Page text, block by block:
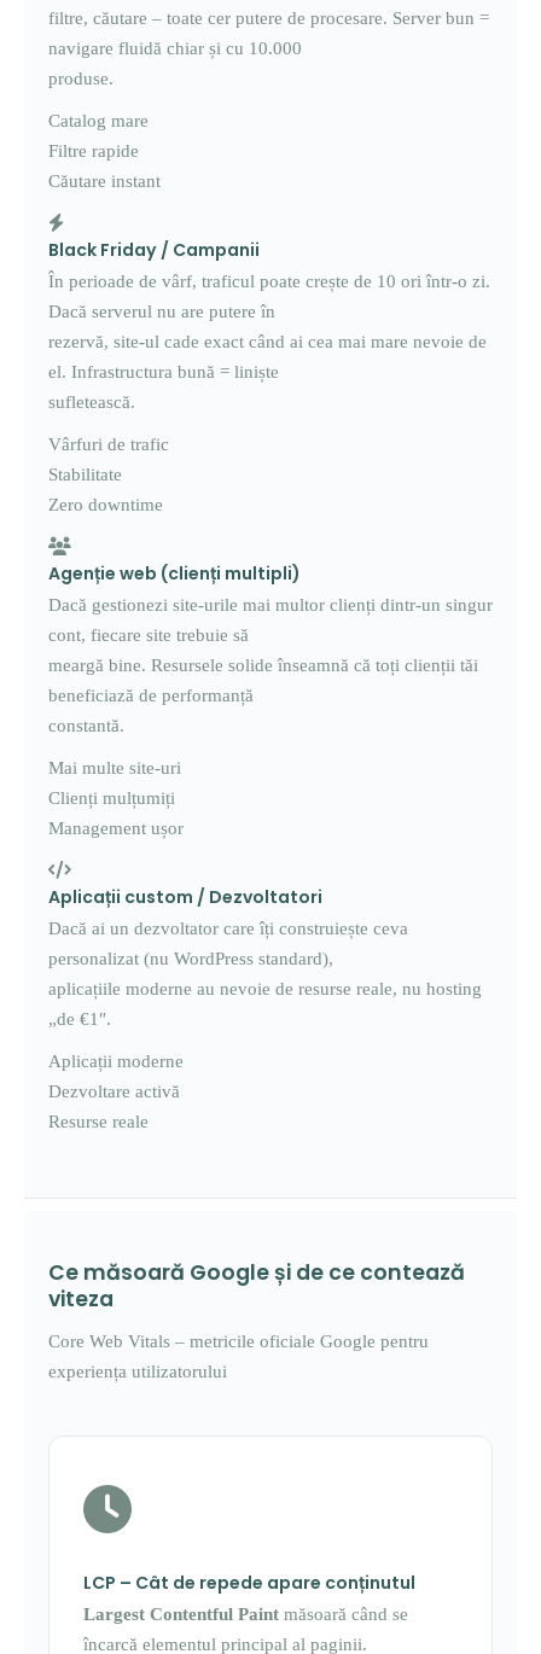
filtre, căutare – toate cer putere de procesare. Server bun =
navigare fluidă chiar și cu 10.000
produse.
Catalog mare
Filtre rapide
Căutare instant
Black Friday / Campanii
În perioade de vârf, traficul poate crește de 10 ori într-o zi.
Dacă serverul nu are putere în
rezervă, site-ul cade exact când ai cea mai mare nevoie de
el. Infrastructura bună = liniște
sufletească.
Vârfuri de trafic
Stabilitate
Zero downtime
Agenție web (clienți multipli)
Dacă gestionezi site-urile mai multor clienți dintr-un singur
cont, fiecare site trebuie să
meargă bine. Resursele solide înseamnă că toți clienții tăi
beneficiază de performanță
constantă.
Mai multe site-uri
Clienți mulțumiți
Management ușor
Aplicații custom / Dezvoltatori
Dacă ai un dezvoltator care îți construiește ceva
personalizat (nu WordPress standard),
aplicațiile moderne au nevoie de resurse reale, nu hosting
„de €1″.
Aplicații moderne
Dezvoltare activă
Resurse reale
Ce măsoară Google și de ce contează
viteza
Core Web Vitals – metricile oficiale Google pentru
experiența utilizatorului
LCP – Cât de repede apare conținutul
Largest Contentful Paint măsoară când se
încarcă elementul principal al paginii.